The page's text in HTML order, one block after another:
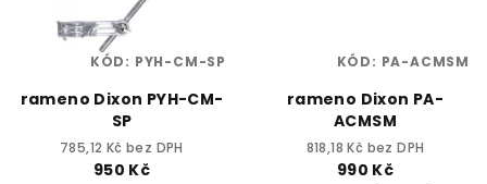
rameno Dixon PYH-CM-
SP
785,12 Kč bez DPH
950 Kč
KÓD: PYH-CM-SP
rameno Dixon PA-
ACMSM
818,18 Kč bez DPH
990 Kč
KÓD: PA-ACMSM